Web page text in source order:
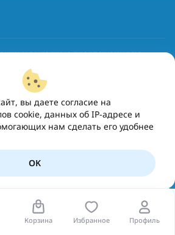
Корзина Избранное Профиль
вы даете согласие на
cookie, данных об IP-адресе и
нам сделать его удобнее
OK
и выгодные предложения на
Подписаться